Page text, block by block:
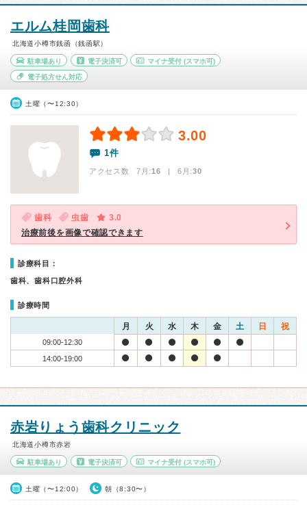
エルム桂岡歯科
北海道小樽市銭函（銭函駅）
駐車場あり 電子決済可 マイナ受付 (スマホ可)
電子処方せん対応
土曜（〜12:30）
3.00
1件
アクセス数 7月:16 | 6月:30
歯科 虫歯
3.0
治療前後を画像で確認できます
診療科目：
歯科、歯科口腔外科
診療時間
月 火 水 木 金 土 日 祝
09:00-12:30
14:00-19:00
赤岩りょう歯科クリニック
北海道小樽市赤岩
駐車場あり 電子決済可 マイナ受付 (スマホ可)
土曜（〜12:00） 朝（8:30〜）